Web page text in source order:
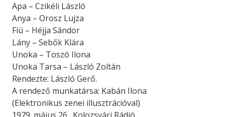
Apa – Czikéli László
Anya – Orosz Lujza
Fiú – Héjja Sándor
Lány – Sebők Klára
Unoka – Toszó Ilona
Unoka Tarsa – László Zoltán
Rendezte: László Gerő.
A rendező munkatársa: Kabán Ilona
(Elektronikus zenei illusztrációval)